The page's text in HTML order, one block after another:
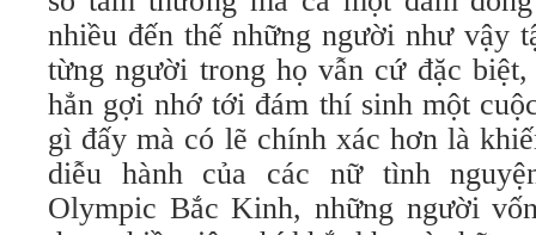
nhiều đến thế những người như vậy
từng người trong họ vẫn cứ đặc
hẳn gợi nhớ tới đám thí sinh một
gì đấy mà có lẽ chính xác hơn là
diễu hành của các nữ tình
Olympic Bắc Kinh, những người